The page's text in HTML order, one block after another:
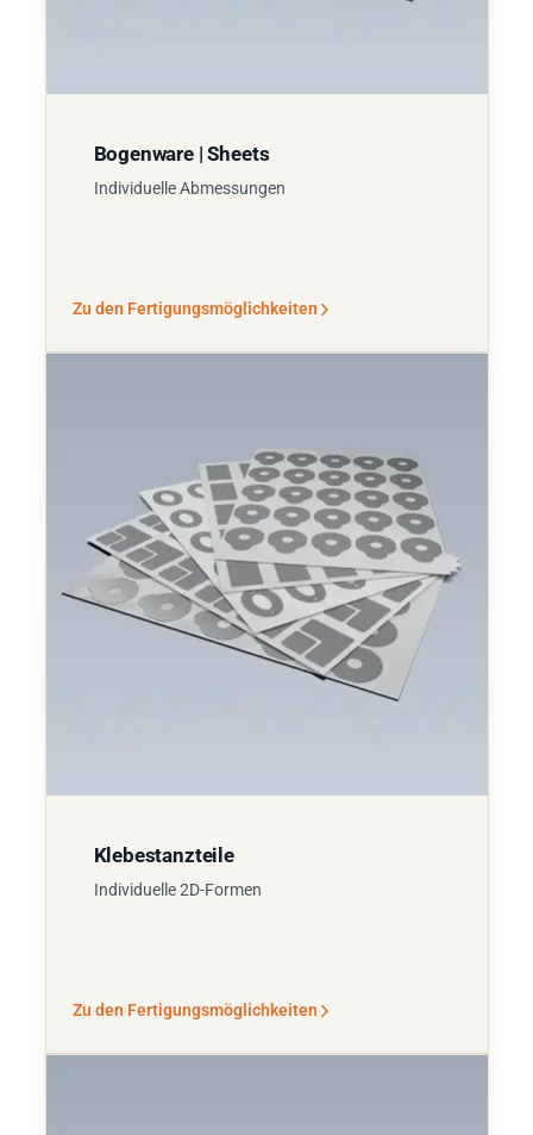
Bogenware | Sheets
Individuelle Abmessungen
Zu den Fertigungsmöglichkeiten
Klebestanzteile
Individuelle 2D-Formen
Zu den Fertigungsmöglichkeiten